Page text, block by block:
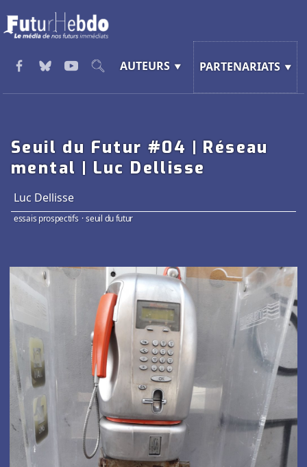
AUTEURS PARTENARIATS
Seuil du Futur #04 | Réseau
mental | Luc Dellisse
Luc Dellisse
essais prospectifs · seuil du futur